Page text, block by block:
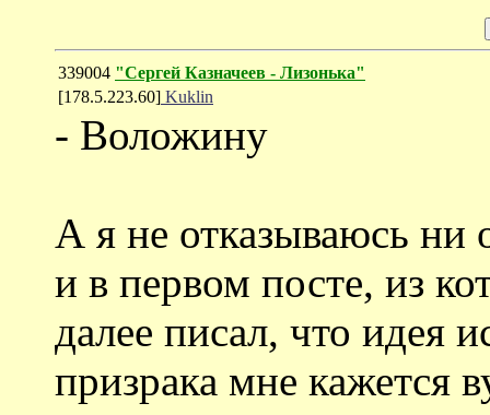
339004 "Сергей Казначеев - Лизонька"
[178.5.223.60] Kuklin
- Воложину
А я не отказываюсь ни
и в первом посте, из
далее писал, что идея
призрака мне кажется